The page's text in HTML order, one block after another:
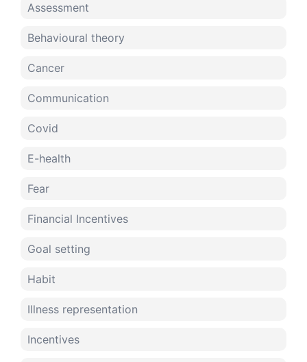
Assessment
Behavioural theory
Cancer
Communication
Covid
E-health
Fear
Financial Incentives
Goal setting
Habit
Illness representation
Incentives